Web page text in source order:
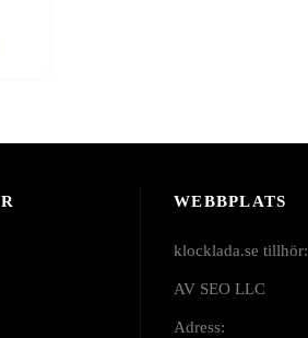
WEBBPLATS
klocklada.se tillhör:
AV SEO LLC
Adress: